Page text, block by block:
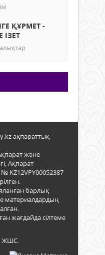
ҚҰРМЕТ -
ІЗЕТ
ақпараттық
және
Ақпарат
№ KZ12VPY00052387
барлық
материалдардың
жағдайда сілтеме
ЖШС.